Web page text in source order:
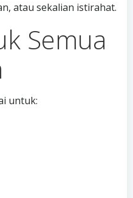
atau sekalian istirahat.
Semua
untuk: